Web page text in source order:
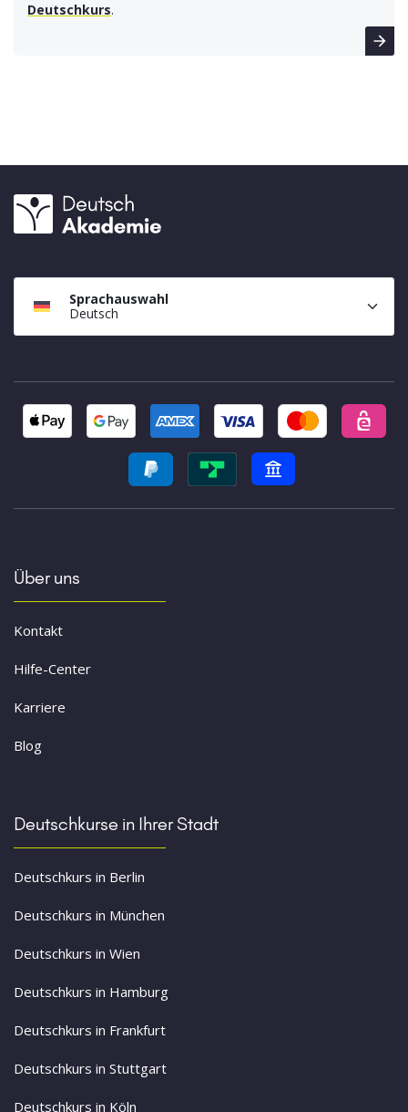
Deutschkurs.
Sprachauswahl
Deutsch
Über uns
Kontakt
Hilfe-Center
Karriere
Blog
Deutschkurse in Ihrer Stadt
Deutschkurs in Berlin
Deutschkurs in München
Deutschkurs in Wien
Deutschkurs in Hamburg
Deutschkurs in Frankfurt
Deutschkurs in Stuttgart
Deutschkurs in Köln